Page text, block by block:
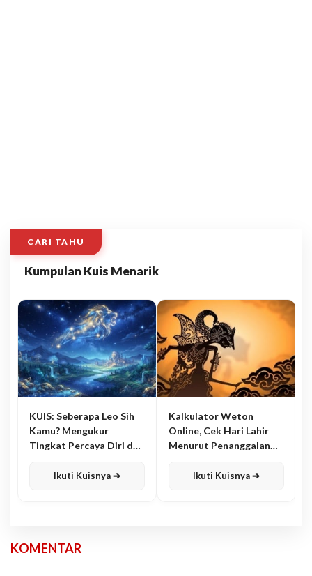
CARI TAHU
Kumpulan Kuis Menarik
KUIS: Seberapa Leo Sih
Kamu? Mengukur
Tingkat Percaya Diri dan
Ikuti Kuisnya ➔
Kalkulator Weton
Online, Cek Hari Lahir
Menurut Penanggalan
Ikuti Kuisnya ➔
KOMENTAR